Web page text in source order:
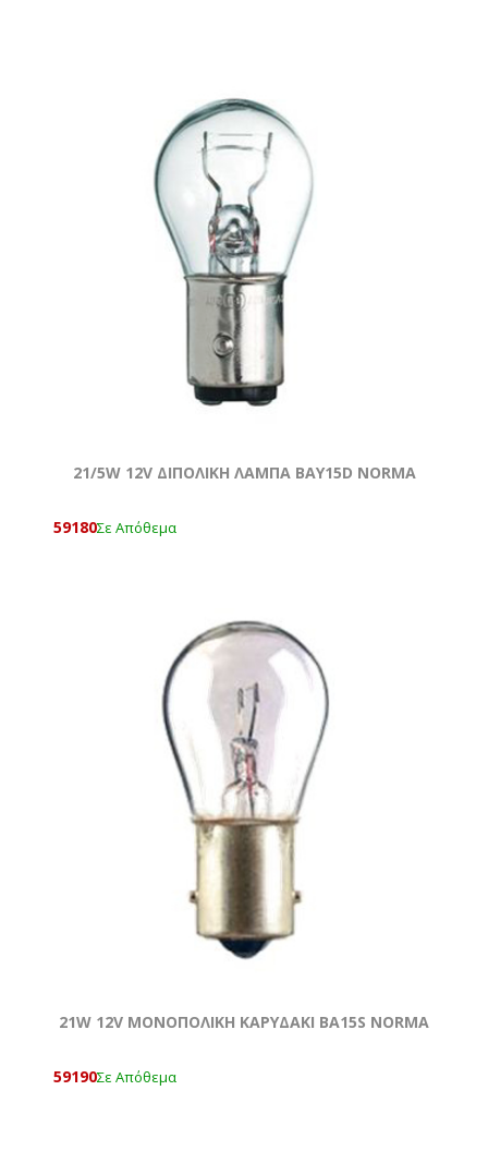
21/5W 12V ΔΙΠΟΛΙΚΗ ΛΑΜΠΑ BAY15D NORMA
59180Σε Απόθεμα
21W 12V MONOΠΟΛΙΚΗ ΚΑΡΥΔΑΚΙ ΒΑ15S NORMA
59190Σε Απόθεμα